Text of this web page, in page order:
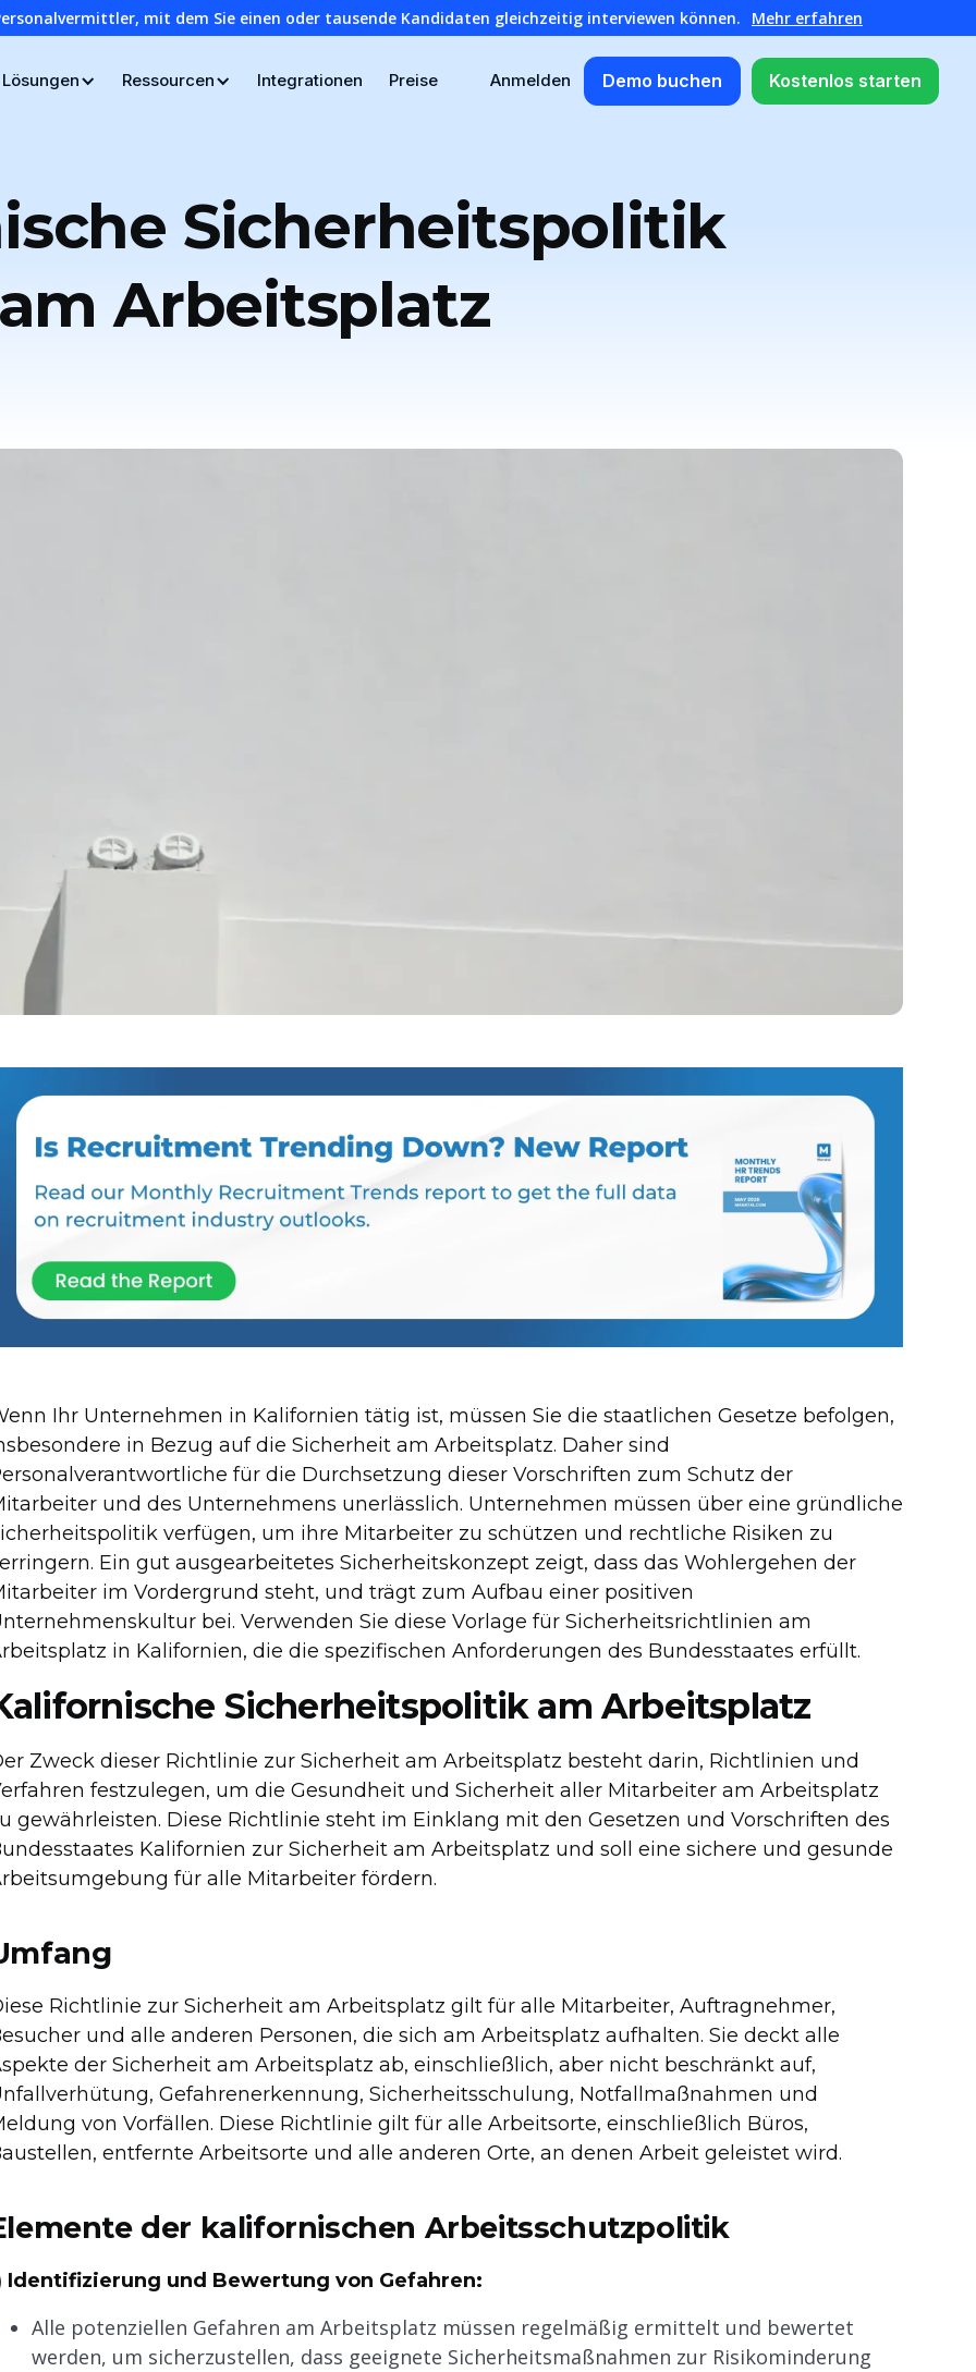
mit dem Sie einen oder tausende Kandidaten gleichzeitig interviewen können. Mehr erfahren
Lösungen Ressourcen Integrationen Preise Anmelden Demo buchen Kostenlos starten
Sicherheitspolitik
Arbeitsplatz
Ihr Unternehmen in Kalifornien tätig ist, müssen Sie die staatlichen Gesetze befolgen,
in Bezug auf die Sicherheit am Arbeitsplatz. Daher sind
für die Durchsetzung dieser Vorschriften zum Schutz der
und des Unternehmens unerlässlich. Unternehmen müssen über eine gründliche
verfügen, um ihre Mitarbeiter zu schützen und rechtliche Risiken zu
Ein gut ausgearbeitetes Sicherheitskonzept zeigt, dass das Wohlergehen der
im Vordergrund steht, und trägt zum Aufbau einer positiven
bei. Verwenden Sie diese Vorlage für Sicherheitsrichtlinien am
in Kalifornien, die die spezifischen Anforderungen des Bundesstaates erfüllt.
Sicherheitspolitik am Arbeitsplatz
Zweck dieser Richtlinie zur Sicherheit am Arbeitsplatz besteht darin, Richtlinien und
festzulegen, um die Gesundheit und Sicherheit aller Mitarbeiter am Arbeitsplatz
gewährleisten. Diese Richtlinie steht im Einklang mit den Gesetzen und Vorschriften des
Kalifornien zur Sicherheit am Arbeitsplatz und soll eine sichere und gesunde
für alle Mitarbeiter fördern.
Richtlinie zur Sicherheit am Arbeitsplatz gilt für alle Mitarbeiter, Auftragnehmer,
und alle anderen Personen, die sich am Arbeitsplatz aufhalten. Sie deckt alle
der Sicherheit am Arbeitsplatz ab, einschließlich, aber nicht beschränkt auf,
Gefahrenerkennung, Sicherheitsschulung, Notfallmaßnahmen und
von Vorfällen. Diese Richtlinie gilt für alle Arbeitsorte, einschließlich Büros,
entfernte Arbeitsorte und alle anderen Orte, an denen Arbeit geleistet wird.
der kalifornischen Arbeitsschutzpolitik
Identifizierung und Bewertung von Gefahren:
Alle potenziellen Gefahren am Arbeitsplatz müssen regelmäßig ermittelt und bewertet
werden, um sicherzustellen, dass geeignete Sicherheitsmaßnahmen zur Risikominderung